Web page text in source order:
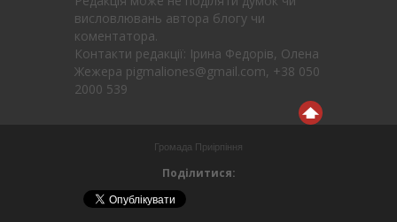
висловлювань автора блогу чи
коментатора.
Контакти редакції: Ірина Федорів, Олена
Жежера pigmaliones@gmail.com, +38 050
2000 539
Громада Приірпіння
Поділитися: